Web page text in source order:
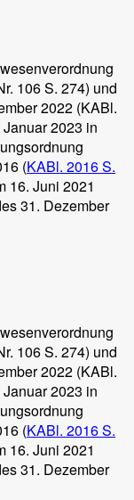
106 S. 274) und
2022 (KABl.
2023 in
(KABl. 2016 S.
16. Juni 2021
31. Dezember
106 S. 274) und
2022 (KABl.
2023 in
(KABl. 2016 S.
16. Juni 2021
31. Dezember